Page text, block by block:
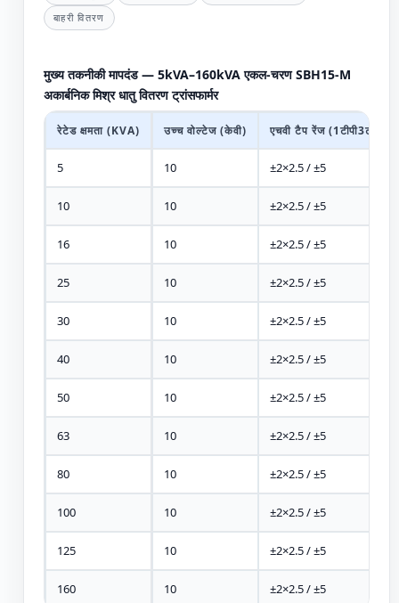
बाहरी वितरण
मुख्य तकनीकी मापदंड — 5kVA–160kVA एकल-चरण SBH15-M
अकार्बनिक मिश्र धातु वितरण ट्रांसफार्मर
रेटेड क्षमता (KVA) उच्च वोल्टेज (केवी) एचवी टैप रेंज (1टीपी3टी)
5 10 ±2×2.5 / ±5
10 10 ±2×2.5 / ±5
16 10 ±2×2.5 / ±5
25 10 ±2×2.5 / ±5
30 10 ±2×2.5 / ±5
40 10 ±2×2.5 / ±5
50 10 ±2×2.5 / ±5
63 10 ±2×2.5 / ±5
80 10 ±2×2.5 / ±5
100 10 ±2×2.5 / ±5
125 10 ±2×2.5 / ±5
160 10 ±2×2.5 / ±5